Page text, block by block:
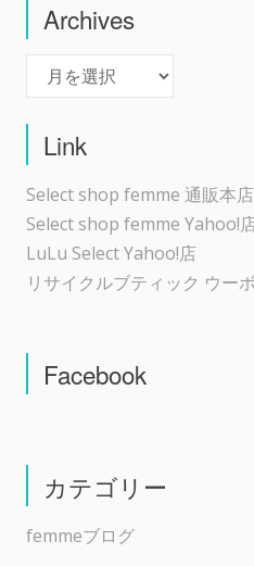
Archives
Link
Select shop femme 通販本店
Select shop femme Yahoo!
LuLu Select Yahoo!店
リサイクルブティック ウーボ
Facebook
カテゴリー
femmeブログ